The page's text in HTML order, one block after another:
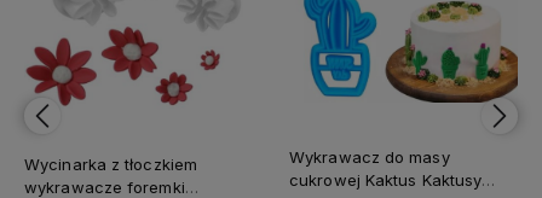
Wycinarka z tłoczkiem
wykrawacze foremki
Wykrawacz do masy
cukrowej Kaktus Kaktusy